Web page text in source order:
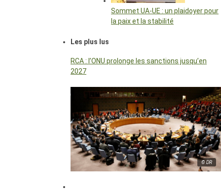
Sommet UA-UE : un plaidoyer pour
la paix et la stabilité
Les plus lus
RCA : l’ONU prolonge les sanctions jusqu’en
2027
© DR